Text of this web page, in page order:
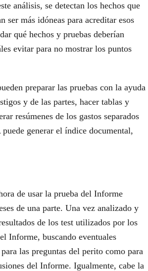
análisis, se detectan los hechos que
ser más idóneas para acreditar esos
qué hechos y pruebas deberían
evitar para no mostrar los puntos
preparar las pruebas con la ayuda
y de las partes, hacer tablas y
resúmenes de los gastos separados
generar el índice documental,
de usar la prueba del Informe
de una parte. Una vez analizado y
de los test utilizados por los
Informe, buscando eventuales
las preguntas del perito como para
del Informe. Igualmente, cabe la